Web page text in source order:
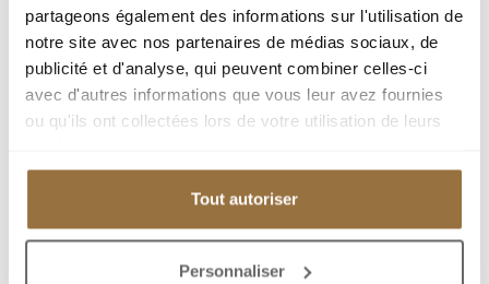
partageons également des informations sur l'utilisation de
notre site avec nos partenaires de médias sociaux, de
publicité et d'analyse, qui peuvent combiner celles-ci
avec d'autres informations que vous leur avez fournies
ou qu'ils ont collectées lors de votre utilisation de leurs
Tout autoriser
Personnaliser
Add to my selection